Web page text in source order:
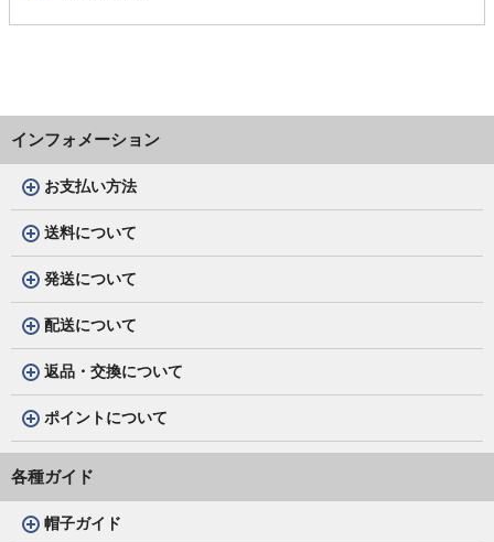
インフォメーション
お支払い方法
送料について
発送について
配送について
返品・交換について
ポイントについて
各種ガイド
帽子ガイド